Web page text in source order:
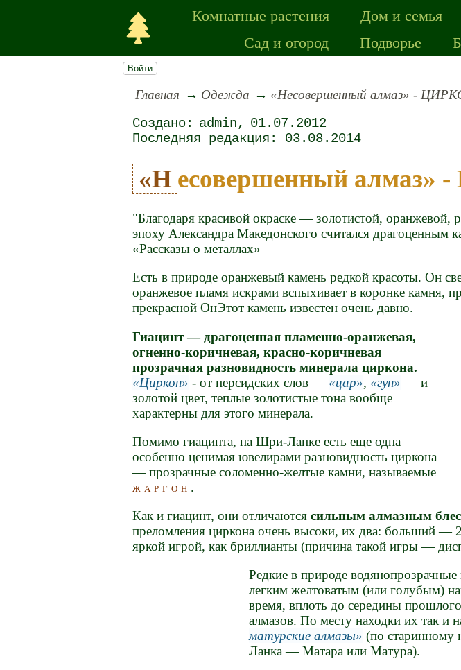
Комнатные растения Дом и семья
Сад и огород
Подворье
Войти
Главная Одежда «Несовершенный алмаз» -
admin
01.07.2012
03.08.2014
«Несовершенный
"Благодаря красивой окраске — золотистой,
эпоху Александра Македонского считался
«Рассказы о металлах»
Есть в природе оранжевый камень редкой красоты. Он
оранжевое пламя искрами вспыхивает в коронке камня,
прекрасной ОнЭтот камень известен очень давно.
Гиацинт — драгоценная пламенно-оранжевая,
огненно-коричневая, красно-коричневая
прозрачная разновидность минерала циркона.
Циркон
- от персидских слов — цар , гун
— и
золотой цвет, теплые золотистые тона вообще
характерны для этого минерала.
Помимо гиацинта, на Шри-Ланке есть еще одна
особенно ценимая ювелирами разновидность циркона
— прозрачные соломенно-желтые камни, называемые
жаргон .
Как и гиацинт, они отличаютсясильным алмазным
преломления циркона очень высоки, их два: больший
яркой игрой, как бриллианты (причина такой игры —
Редкие в природе
легким желтоватым (или голубым)
время, вплоть до середины
алмазов. По месту находки их так и
матурские алмазы
(по старинному
Ланка — Матара или Матура).